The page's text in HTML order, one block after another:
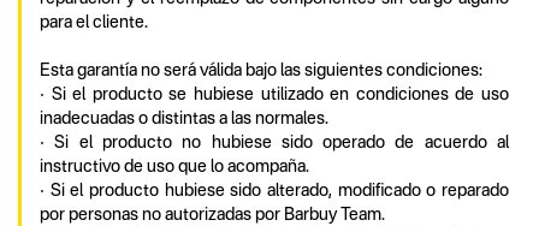
para el cliente.
Esta garantía no será válida bajo las siguientes condiciones:
• Si el producto se hubiese utilizado en condiciones de uso
inadecuadas o distintas a las normales.
• Si el producto no hubiese sido operado de acuerdo al
instructivo de uso que lo acompaña.
• Si el producto hubiese sido alterado, modificado o reparado
por personas no autorizadas por Barbuy Team.